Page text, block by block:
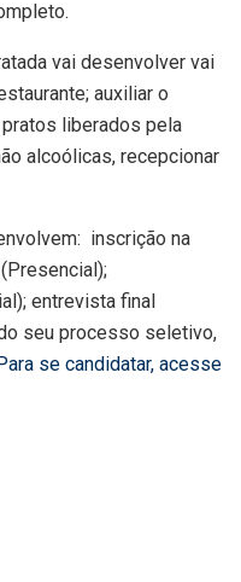
vai desenvolver vai
auxiliar o
liberados pela
alcoólicas, recepcionar
inscrição na
entrevista final
seu processo seletivo,
se candidatar, acesse